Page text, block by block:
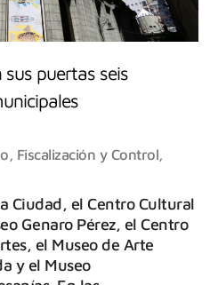
puertas seis
Fiscalización y Control
Ciudad, el Centro Cultural
Genaro Pérez, el Centro
el Museo de Arte
y el Museo